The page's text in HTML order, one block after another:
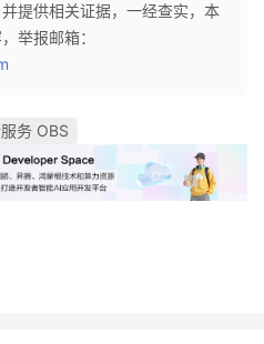
提供相关证据，一经查实，本
举报邮箱：
务 OBS